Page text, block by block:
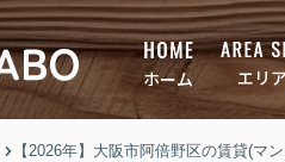
ホーム エリ
【2026年】大阪市阿倍野区の賃貸(マ